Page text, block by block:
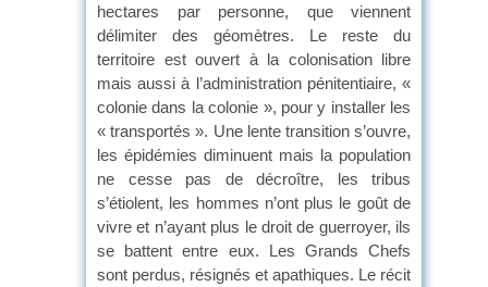
hectares par personne, que viennent
délimiter des géomètres. Le reste du
territoire est ouvert à la colonisation libre
mais aussi à l’administration pénitentiaire, «
colonie dans la colonie », pour y installer les
« transportés ». Une lente transition s’ouvre,
les épidémies diminuent mais la population
ne cesse pas de décroître, les tribus
s’étiolent, les hommes n’ont plus le goût de
vivre et n’ayant plus le droit de guerroyer, ils
se battent entre eux. Les Grands Chefs
sont perdus, résignés et apathiques. Le récit